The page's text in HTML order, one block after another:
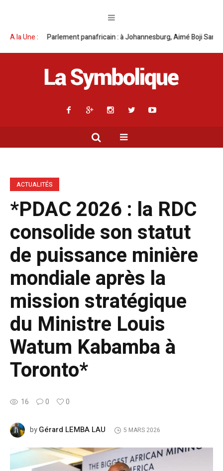
A la Une :: à Johannesburg, Aimé Boji Sangara multiplie les plaidoyers
ACTUALITÉS
*PDAC 2026 : la RDC
consolide son statut
de puissance minière
mondiale après la
mission stratégique
du Ministre Louis
Watum Kabamba à
Toronto*
16 0 0
byGérard LEMBA LAU 5 MARS 2026